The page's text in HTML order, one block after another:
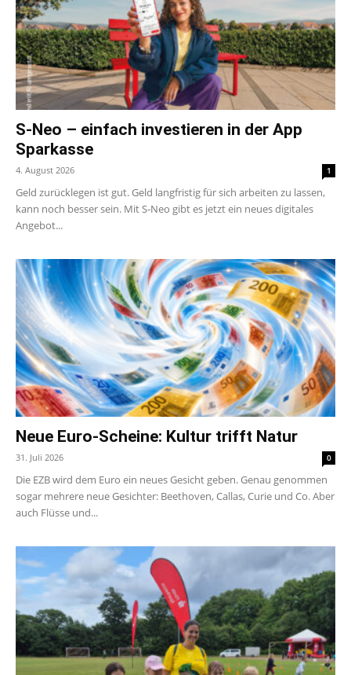
S-Neo – einfach investieren in der App
Sparkasse
4. August 2026 1
Geld zurücklegen ist gut. Geld langfristig für sich arbeiten zu lassen,
kann noch besser sein. Mit S-Neo gibt es jetzt ein neues digitales
Angebot...
Neue Euro-Scheine: Kultur trifft Natur
31. Juli 2026 0
Die EZB wird dem Euro ein neues Gesicht geben. Genau genommen
sogar mehrere neue Gesichter: Beethoven, Callas, Curie und Co. Aber
auch Flüsse und...